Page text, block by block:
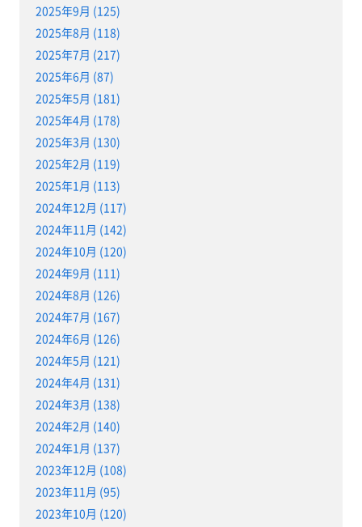
2025年9月 (125)
2025年8月 (118)
2025年7月 (217)
2025年6月 (87)
2025年5月 (181)
2025年4月 (178)
2025年3月 (130)
2025年2月 (119)
2025年1月 (113)
2024年12月 (117)
2024年11月 (142)
2024年10月 (120)
2024年9月 (111)
2024年8月 (126)
2024年7月 (167)
2024年6月 (126)
2024年5月 (121)
2024年4月 (131)
2024年3月 (138)
2024年2月 (140)
2024年1月 (137)
2023年12月 (108)
2023年11月 (95)
2023年10月 (120)